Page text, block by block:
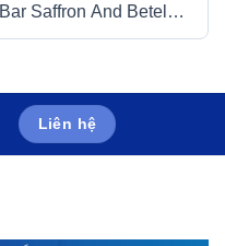
Bar Saffron And Betel
Liên hệ